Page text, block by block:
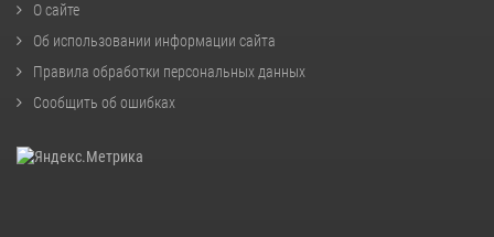
О сайте
Об использовании информации сайта
Правила обработки персональных данных
Сообщить об ошибках